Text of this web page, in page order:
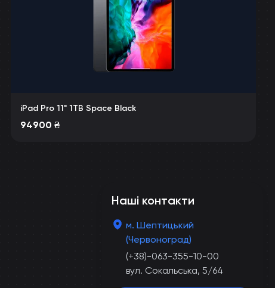
iPad Pro 11" 1TB Space Black
94900 ₴
Наші контакти
м. Шептицький
(Червоноград)
(+38)-063-355-10-00
вул. Сокальська, 5/64